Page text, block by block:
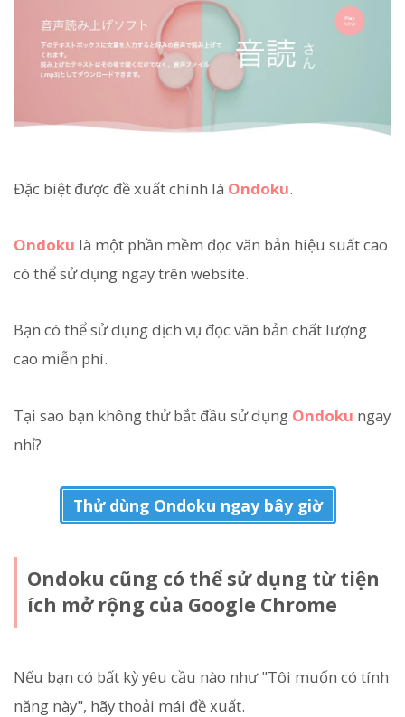
Đặc biệt được đề xuất chính là Ondoku.
Ondoku là một phần mềm đọc văn bản hiệu suất cao
có thể sử dụng ngay trên website.
Bạn có thể sử dụng dịch vụ đọc văn bản chất lượng
cao miễn phí.
Tại sao bạn không thử bắt đầu sử dụng Ondoku ngay
nhỉ?
Thử dùng Ondoku ngay bây giờ
Ondoku cũng có thể sử dụng từ tiện
ích mở rộng của Google Chrome
Nếu bạn có bất kỳ yêu cầu nào như "Tôi muốn có tính
năng này", hãy thoải mái đề xuất.